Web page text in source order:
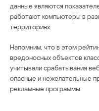
данные являются
работают компьютеры в
территориях.
Напомним, что в этом
вредоносных объектов
учитывали срабатывания
опасные и нежелательные
рекламные программы.